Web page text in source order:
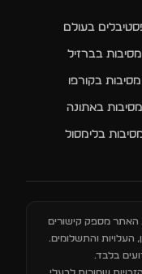
בעולם
מסיבות בברזיל
מסיבות בקורפו
מסיבות באתונה
בלימסול
האתר מספק קישורים
העלויות והתשלומים.
בלבד.